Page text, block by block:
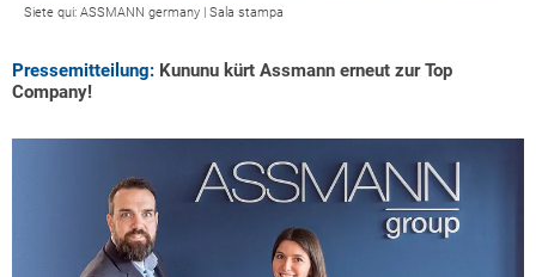
Siete qui: ASSMANN germany | Sala stampa
Pressemitteilung: Kununu kürt Assmann erneut zur Top
Company!